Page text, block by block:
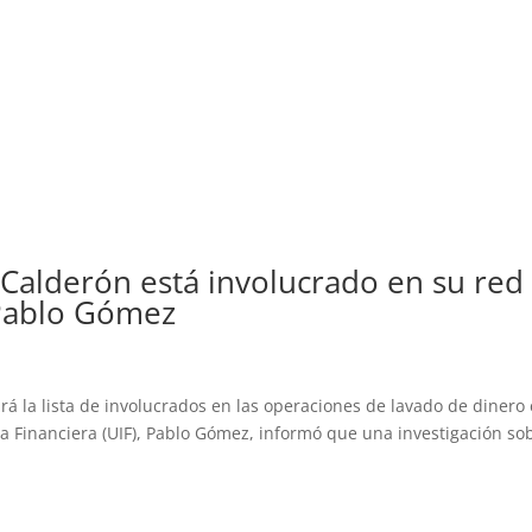
está involucrado en su red
Gómez
la lista de involucrados en las operaciones de lavado de dinero
(UIF), Pablo Gómez, informó que una investigación